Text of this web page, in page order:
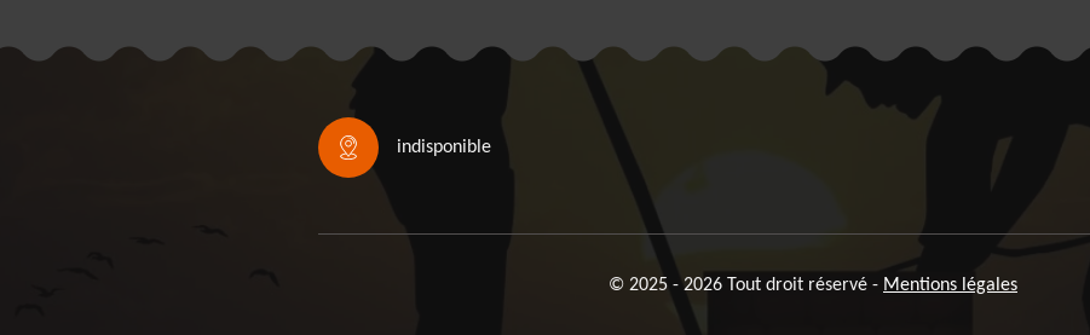
indisponible
© 2025 - 2026 Tout droit réservé - Mentions légales